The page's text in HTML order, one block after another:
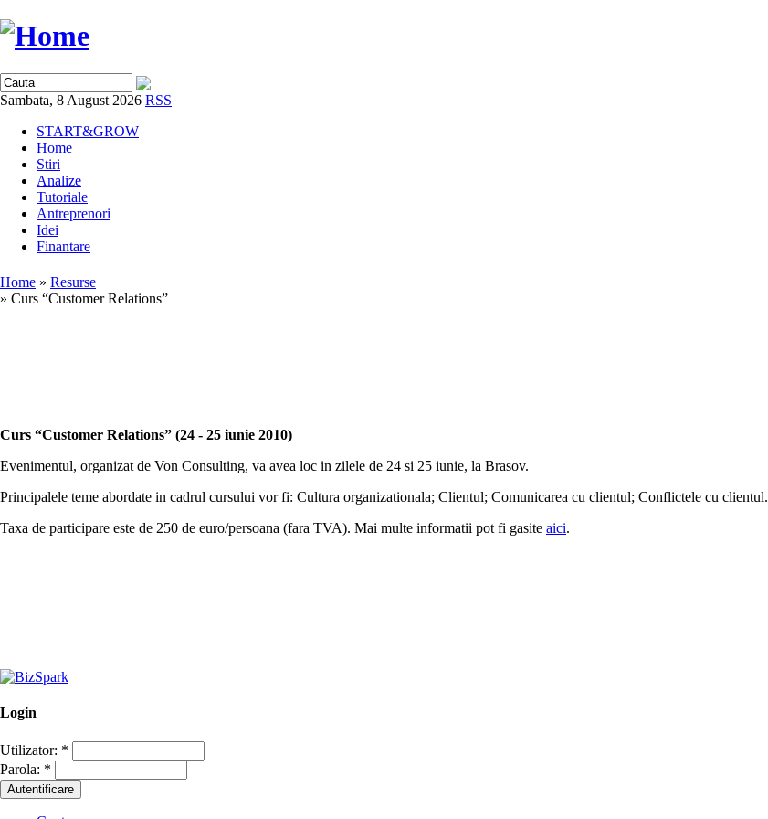
Sambata, 8 August 2026 RSS
START&GROW
Home
Stiri
Analize
Tutoriale
Antreprenori
Idei
Finantare
Home » Resurse
» Curs “Customer Relations”
Curs “Customer Relations” (24 - 25 iunie 2010)
Evenimentul, organizat de Von Consulting, va avea loc in zilele de 24 si 25 iunie, la Brasov.
Principalele teme abordate in cadrul cursului vor fi: Cultura organizationala; Clientul; Comunicarea cu clientul; Conflictele cu clientul.
Taxa de participare este de 250 de euro/persoana (fara TVA). Mai multe informatii pot fi gasite aici.
Login
Utilizator: *
Parola: *